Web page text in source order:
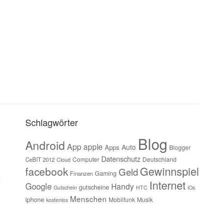
Schlagwörter
Android Appapple Apps Auto Blog Blogger
CeBIT 2012 Cloud Computer Datenschutz Deutschland
facebook Finanzen Gaming GeldGewinnspiel
Google Gutschein gutscheine Handy HTC Internet iOs
iphone kostenlos Menschen Mobilfunk Musik